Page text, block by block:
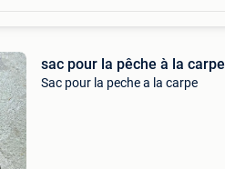
sac pour la pêche à la carpe
Sac pour la peche a la carpe